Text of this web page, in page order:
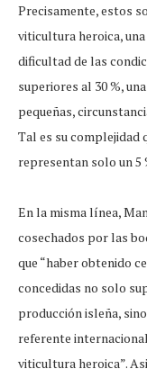
Precisamente, estos
viticultura heroica,
dificultad de las
superiores al 30 %,
pequeñas,
Tal es su complejidad
representan solo un 5
En la misma línea,
cosechados por las
que “haber obtenido
concedidas no solo
producción isleña,
referente
viticultura heroica”.